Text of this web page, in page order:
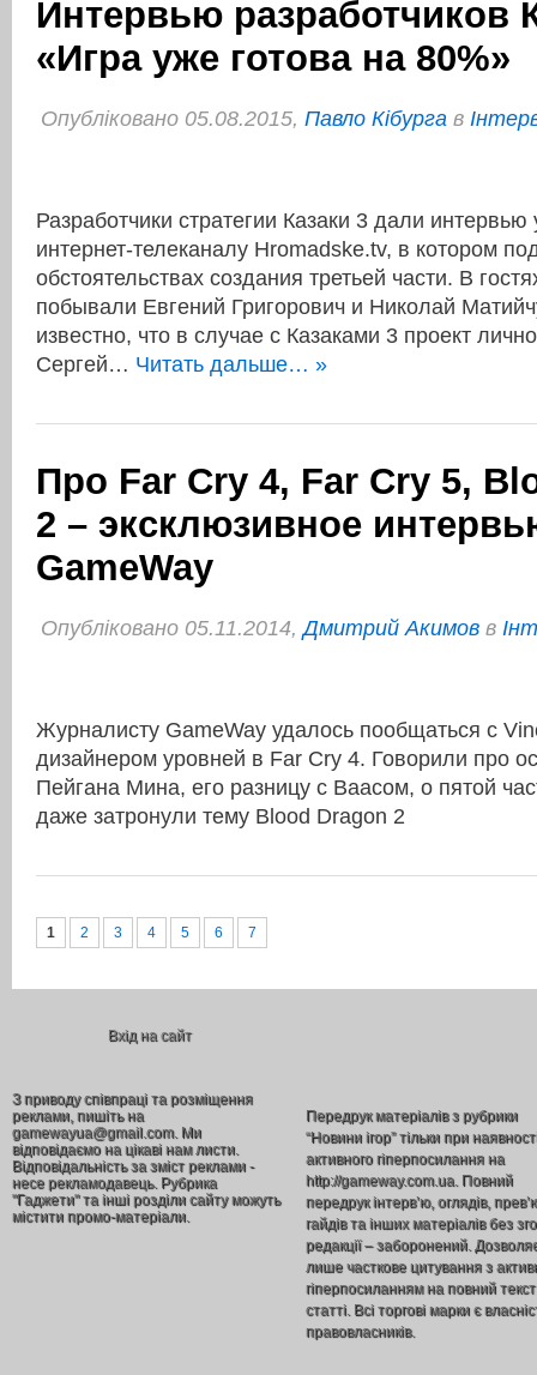
Интервью разработчиков
«Игра уже готова на 80%»
Опубліковано 05.08.2015, Павло Кібурга в
Разработчики стратегии Казаки 3 дали интервью
интернет-телеканалу Hromadske.tv, в котором
обстоятельствах создания третьей части. В
побывали Евгений Григорович и Николай
известно, что в случае с Казаками 3 проект
Сергей… Читать дальше… »
Про Far Cry 4, Far Cry 5,
2 – эксклюзивное
GameWay
Опубліковано 05.11.2014,Дмитрий Акимов в
Журналисту GameWay удалось пообщаться с
дизайнером уровней в Far Cry 4. Говорили про
Пейгана Мина, его разницу с Ваасом, о пятой
даже затронули тему Blood Dragon 2
1 2 3 4 5 6 7
Вхід на сайт
З приводу співпраці та розміщення
реклами, пишіть на
gamewayua@gmail.com. Ми
відповідаємо на цікаві нам листи.
Відповідальність за зміст реклами -
несе рекламодавець. Рубрика
"Гаджети" та інші розділи сайту можуть
містити промо-матеріали.
Передрук матеріалів з рубрики
“Новини ігор” тільки при
активного гіперпосилання на
http://gameway.com.ua. Повний
передрук інтерв’ю, оглядів,
гайдів та інших матеріалів без
редакції – заборонений.
лише часткове цитування з
гіперпосиланням на повний текст
статті. Всі торгові марки є
правовласників.